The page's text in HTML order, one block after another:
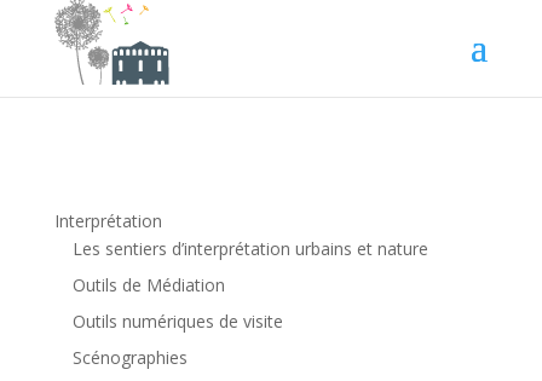
Interprétation
Les sentiers d’interprétation urbains et nature
Outils de Médiation
Outils numériques de visite
Scénographies